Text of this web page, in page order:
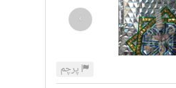
›
پرچم